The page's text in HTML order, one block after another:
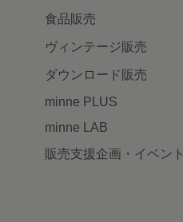
食品販売
ヴィンテージ販売
ダウンロード販売
minne PLUS
minne LAB
販売支援企画・イベント